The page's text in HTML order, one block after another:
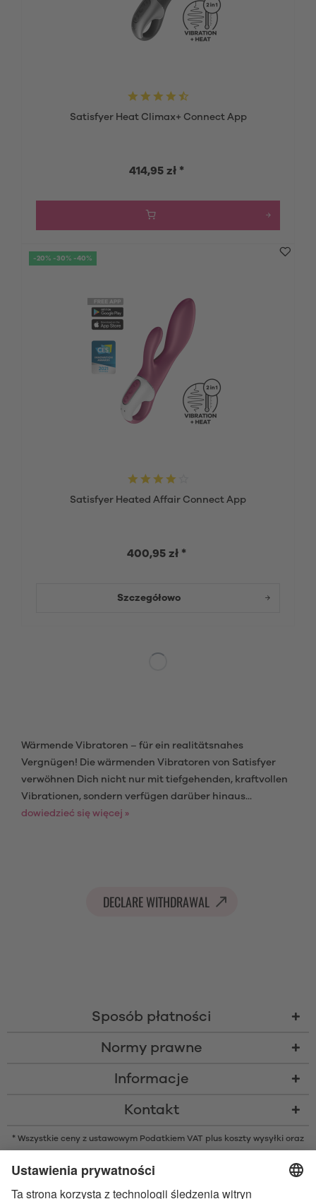
Satisfyer Heat Climax+ Connect App
414,95 zł *
-20% -30% -40%
Satisfyer Heated Affair Connect App
400,95 zł *
Szczegółowo
Wärmende Vibratoren – für ein realitätsnahes
Vergnügen! Die wärmenden Vibratoren von Satisfyer
verwöhnen Dich nicht nur mit tiefgehenden, kraftvollen
Vibrationen, sondern verfügen darüber hinaus...
dowiedzieć się więcej »
DECLARE WITHDRAWAL
Sposób płatności
Normy prawne
Informacje
Kontakt
* Wszystkie ceny z ustawowym Podatkiem VAT plus koszty wysyłki oraz
* Znak słowny i logo Bluetooth® są zarejestrowanymi znakami
towarowymi należącymi do Bluetooth SIG, Inc. i każde użycie tych znaków